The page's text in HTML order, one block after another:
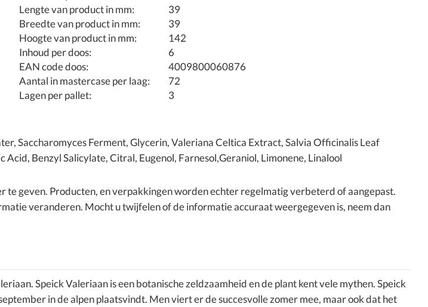
Lengte van product in mm:
39
Breedte van product in mm:
39
Hoogte van product in mm:
142
Inhoud per doos:
6
EAN code doos:
4009800060876
Aantal in mastercase per laag:
72
Lagen per pallet:
3
Saccharomyces Ferment, Glycerin, Valeriana Celtica Extract, Salvia Officinalis Leaf
Benzyl Salicylate, Citral, Eugenol, Farnesol,Geraniol, Limonene, Linalool
geven. Producten, en verpakkingen worden echter regelmatig verbeterd of aangepast.
veranderen. Mocht u twijfelen of de informatie accuraat weergegeven is, neem dan
Speick Valeriaan is een botanische zeldzaamheid en de plant kent vele mythen. Speick
in de alpen plaatsvindt. Men viert er de succesvolle zomer mee, maar ook dat het